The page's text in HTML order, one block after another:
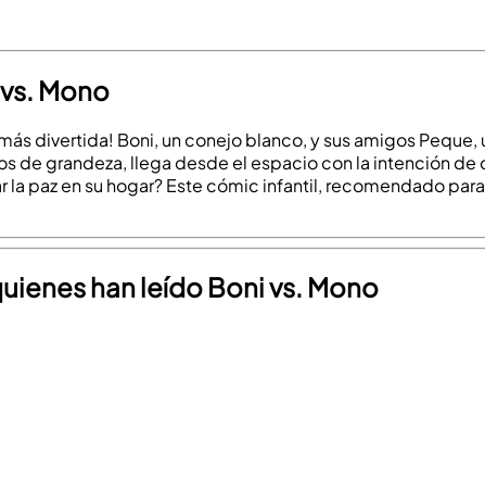
Mono
divertida! Boni, un conejo blanco, y sus amigos
de grandeza, llega desde el espacio con la intención
la paz en su hogar? Este cómic infantil, recomendado
han leído Boni vs. Mono